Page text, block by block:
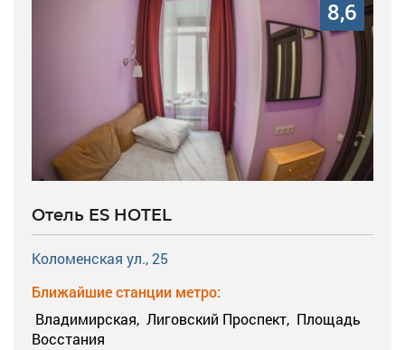
8,6
Отель ES HOTEL
Коломенская ул., 25
Ближайшие станции метро:
Владимирская, Лиговский Проспект, Площадь
Восстания